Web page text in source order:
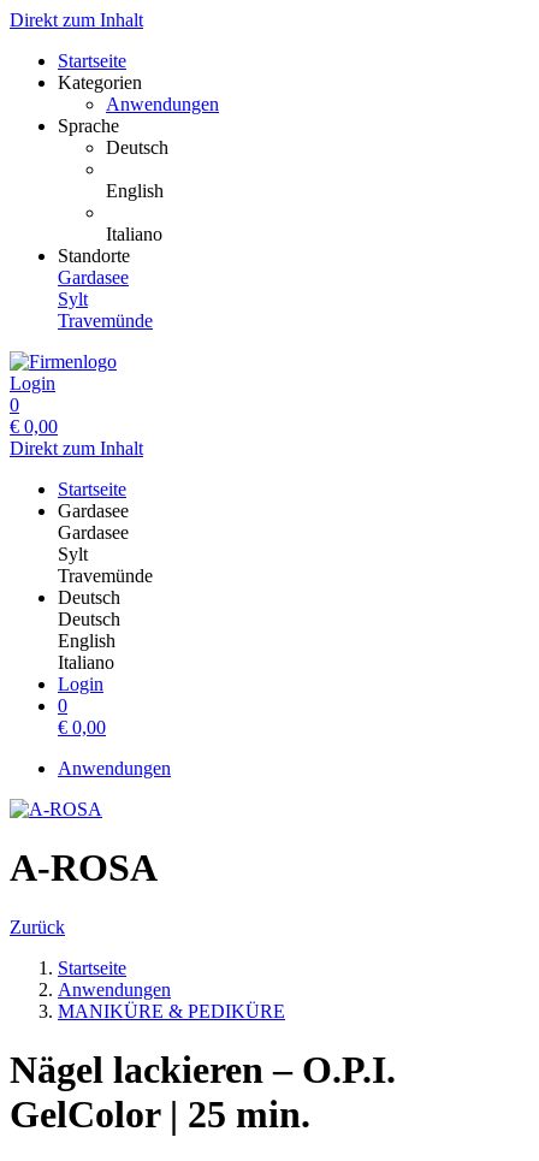
Direkt zum Inhalt
Startseite
Kategorien
Anwendungen
Sprache
Deutsch
English
Italiano
Standorte
Gardasee
Sylt
Travemünde
Login
0
€ 0,00
Direkt zum Inhalt
Startseite
Gardasee
Gardasee
Sylt
Travemünde
Deutsch
Deutsch
English
Italiano
Login
0
€ 0,00
Anwendungen
A-ROSA
Zurück
Startseite
Anwendungen
MANIKÜRE & PEDIKÜRE
Nägel lackieren – O.P.I.
GelColor | 25 min.